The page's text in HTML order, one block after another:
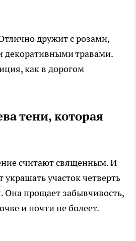
дружит с розами,
декоративными травами.
как в дорогом
тени, которая
считают священным. И
украшать участок четверть
Она прощает забывчивость,
и почти не болеет.